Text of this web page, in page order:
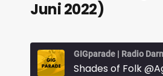
Juni 2022)
GIGparade | Radio
Shades of Folk